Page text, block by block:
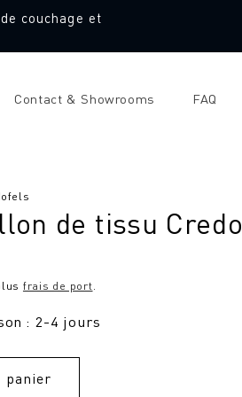
couchage et
Contact & Showrooms FAQ
de tissu Credo
frais de port.
: 2-4 jours
panier